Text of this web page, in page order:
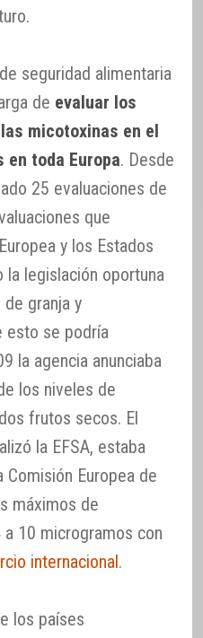
seguridad alimentaria
de evaluar los
micotoxinas en el
toda Europa. Desde
25 evaluaciones de
que
y los Estados
legislación oportuna
granja y
esto se podría
la agencia anunciaba
los niveles de
frutos secos. El
la EFSA, estaba
Europea de
máximos de
10 microgramos con
internacional.
los países